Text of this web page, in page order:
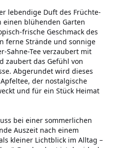
lebendige Duft des Früchte-
einen blühenden Garten
frische Geschmack des
ferne Strände und sonnige
Sahne-Tee verzaubert mit
zaubert das Gefühl von
Abgerundet wird dieses
der nostalgische
und für ein Stück Heimat
bei einer sommerlichen
Auszeit nach einem
kleiner Lichtblick im Alltag –